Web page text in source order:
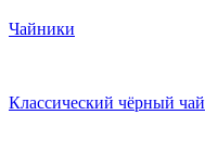
Чайники
Классический чёрный чай